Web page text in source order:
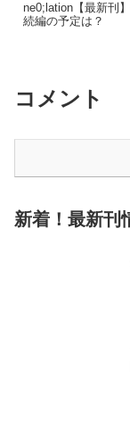
ne0;lation【最新刊
続編の予定は？
コメント
新着！最新刊